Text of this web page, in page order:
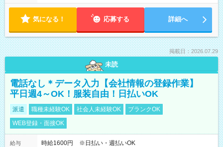
気になる！ 応募する 詳細へ
掲載日：2026.07.29
未読
電話なし＊データ入力【会社情報の登録作業】
平日週4～OK！服装自由！日払いOK
派遣 職種未経験OK 社会人未経験OK
ブランクOK
WEB登録・面接OK
給与
時給1600円 ※日払い・週払いOK